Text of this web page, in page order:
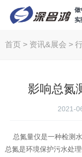
做
实
首页 > 资讯&展会 >
影响总氮
2021-
总氮量仪是一种检测水
总氮是环境保护污水处